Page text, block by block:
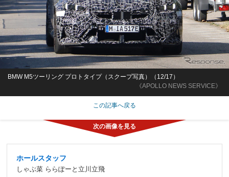
《APOLLO NEWS SERVICE》
BMW M5ツーリング プロトタイプ（スクープ写真）（12/17）
この記事へ戻る
ホールスタッフ
しゃぶ菜 ららぽーと立川立飛